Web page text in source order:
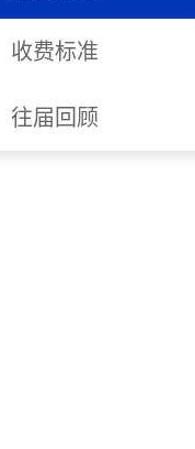
收费标准
往届回顾